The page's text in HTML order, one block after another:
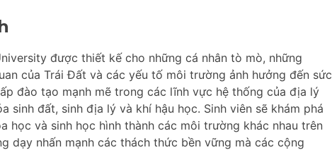
được thiết kế cho những cá nhân tò mò, những
của Trái Đất và các yếu tố môi trường ảnh hưởng đến sức
đào tạo mạnh mẽ trong các lĩnh vực hệ thống của địa lý
sinh đất, sinh địa lý và khí hậu học. Sinh viên sẽ khám phá
học và sinh học hình thành các môi trường khác nhau trên
dạy nhấn mạnh các thách thức bền vững mà các cộng